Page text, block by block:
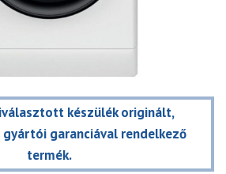
készülék originált,
garanciával rendelkező
termék.